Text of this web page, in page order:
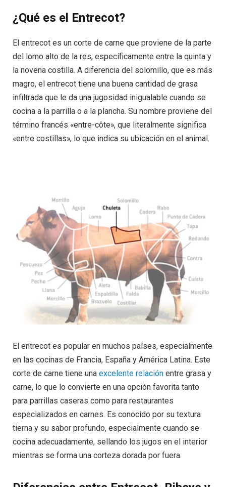
¿Qué es el Entrecot?
El entrecot es un corte de carne que proviene de la parte
del lomo alto de la res, específicamente entre la quinta y
la novena costilla. A diferencia del solomillo, que es más
magro, el entrecot tiene una buena cantidad de grasa
infiltrada que le da una jugosidad inigualable cuando se
cocina a la parrilla o a la plancha. Su nombre proviene del
término francés «entre-côte», que literalmente significa
«entre costillas», lo que indica su ubicación en el animal.
El entrecot es popular en muchos países, especialmente
en las cocinas de Francia, España y América Latina. Este
corte de carne tiene una excelente relación entre grasa y
carne, lo que lo convierte en una opción favorita tanto
para parrillas caseras como para restaurantes
especializados en carnes. Es conocido por su textura
tierna y su sabor profundo, especialmente cuando se
cocina adecuadamente, sellando los jugos en el interior
mientras se forma una corteza dorada por fuera.